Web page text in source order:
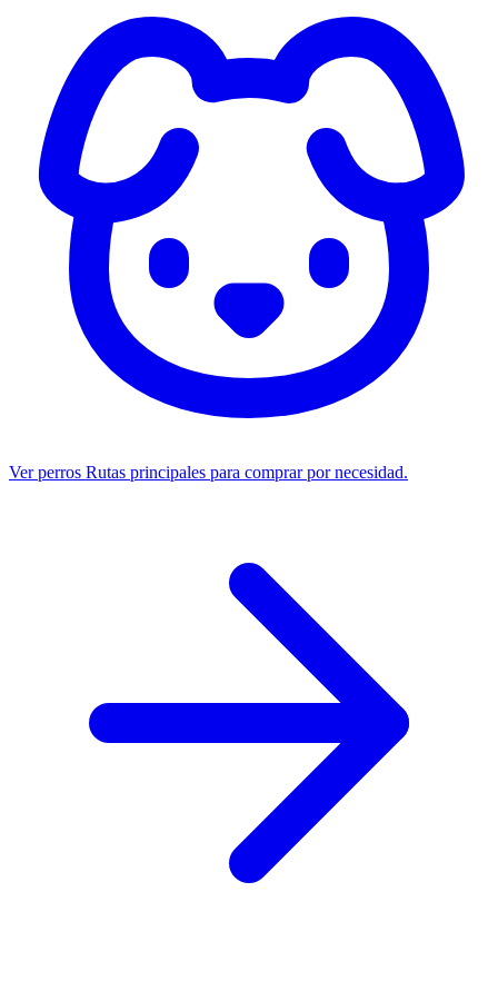
Ver perros Rutas principales para comprar por necesidad.